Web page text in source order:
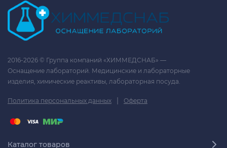
2016-2026 © Группа компаний «ХИММЕДСНАБ» —
Оснащение лабораторий. Медицинские и лабораторные
изделия, химические реактивы, лабораторная посуда.
Политика персональных данных | Оферта
Каталог товаров